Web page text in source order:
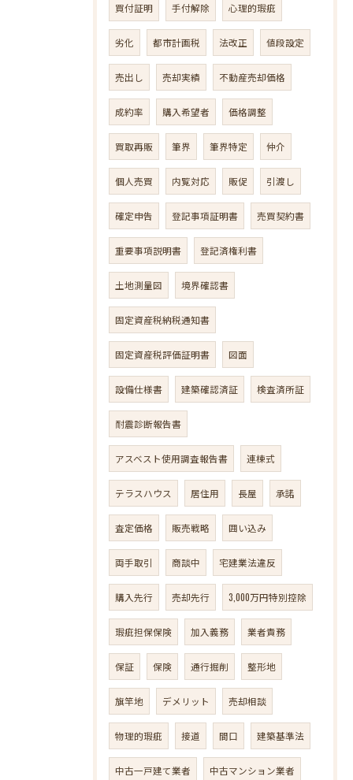
買付証明 手付解除 心理的瑕疵
劣化 都市計画税 法改正 値段設定
売出し 売却実績 不動産売却価格
成約率 購入希望者 価格調整
買取再販 筆界 筆界特定 仲介
個人売買 内覧対応 販促 引渡し
確定申告 登記事項証明書 売買契約書
重要事項説明書 登記済権利書
土地測量図 境界確認書
固定資産税納税通知書
固定資産税評価証明書 図面
設備仕様書 建築確認済証 検査済所証
耐震診断報告書
アスベスト使用調査報告書 連棟式
テラスハウス 居住用 長屋 承諾
査定価格 販売戦略 囲い込み
両手取引 商談中 宅建業法違反
購入先行 売却先行 3,000万円特別控除
瑕疵担保保険 加入義務 業者責務
保証 保険 通行掘削 整形地
旗竿地 デメリット 売却相談
物理的瑕疵 接道 間口 建築基準法
中古一戸建て業者 中古マンション業者